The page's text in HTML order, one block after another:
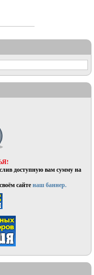
доступную вам сумму на
сайтенаш баннер.